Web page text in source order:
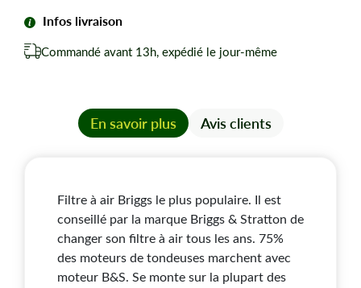
de référence d’origine N° 491436
Sur moteur Quantum : 3,5 à 6,5 CV
1350, 1450.
Infos livraison
Commandé avant 13h, expédié le jour-même
En savoir plus Avis clients
Filtre à air Briggs le plus populaire. Il est
conseillé par la marque Briggs & Stratton de
changer son filtre à air tous les ans. 75%
des moteurs de tondeuses marchent avec
moteur B&S. Se monte sur la plupart des